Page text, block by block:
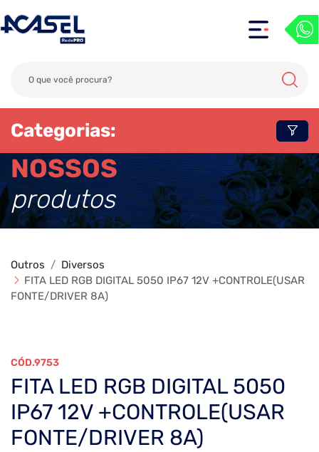
Categorias:
NOSSOS
produtos
Outros
Diversos
FITA LED RGB DIGITAL 5050 IP67 12V +CONTROLE(USAR
FONTE/DRIVER 8A)
9753
FITA LED RGB DIGITAL 5050
IP67 12V +CONTROLE(USAR
FONTE/DRIVER 8A)